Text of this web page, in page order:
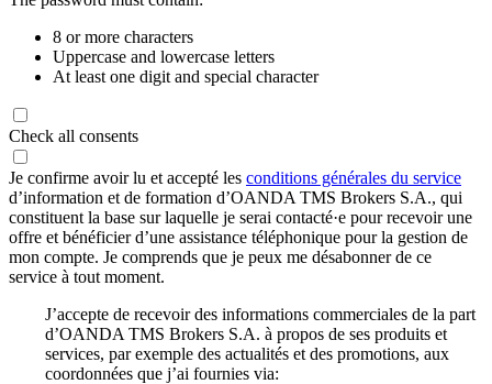
8 or more characters
Uppercase and lowercase letters
At least one digit and special character
Check all consents
Je confirme avoir lu et accepté les conditions générales du service
d’information et de formation d’OANDA TMS Brokers S.A., qui
constituent la base sur laquelle je serai contacté·e pour recevoir une
offre et bénéficier d’une assistance téléphonique pour la gestion de
mon compte. Je comprends que je peux me désabonner de ce
service à tout moment.
J’accepte de recevoir des informations commerciales de la part
d’OANDA TMS Brokers S.A. à propos de ses produits et
services, par exemple des actualités et des promotions, aux
coordonnées que j’ai fournies via: